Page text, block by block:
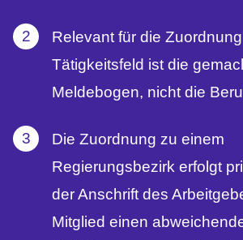
Relevant für die
Tätigkeitsfeld ist die
Meldebogen, nicht die
Die Zuordnung zu einem
Regierungsbezirk erfolgt
der Anschrift des
Mitglied einen